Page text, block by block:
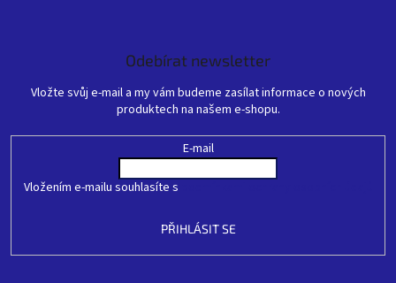
Odebírat newsletter
Vložte svůj e-mail a my vám budeme zasílat informace o nových
produktech na našem e-shopu.
E-mail
Vložením e-mailu souhlasíte s
PŘIHLÁSIT SE